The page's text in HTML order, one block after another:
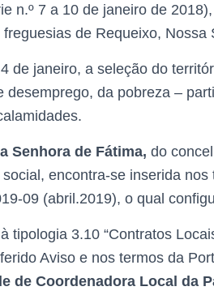
n.º 7 a 10 de janeiro de
de Requeixo,
de janeiro, a seleção do
da pobreza –
Senhora de Fátima, do
encontra-se inserida
09 (abril.2019), o qual
à tipologia 3.10 “Contratos
Aviso e nos termos da
de Coordenadora Local da